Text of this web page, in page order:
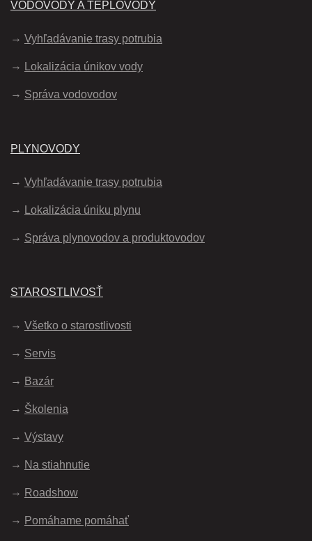
VODOVODY A TEPLOVODY
Vyhľadávanie trasy potrubia
Lokalizácia únikov vody
Správa vodovodov
PLYNOVODY
Vyhľadávanie trasy potrubia
Lokalizácia úniku plynu
Správa plynovodov a produktovodov
STAROSTLIVOSŤ
Všetko o starostlivosti
Servis
Bazár
Školenia
Výstavy
Na stiahnutie
Roadshow
Pomáhame pomáhať